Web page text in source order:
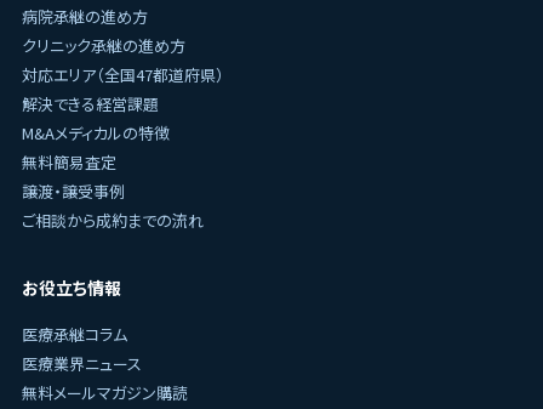
病院承継の進め方
クリニック承継の進め方
対応エリア（全国47都道府県）
解決できる経営課題
M&Aメディカルの特徴
無料簡易査定
譲渡・譲受事例
ご相談から成約までの流れ
お役立ち情報
医療承継コラム
医療業界ニュース
無料メールマガジン購読